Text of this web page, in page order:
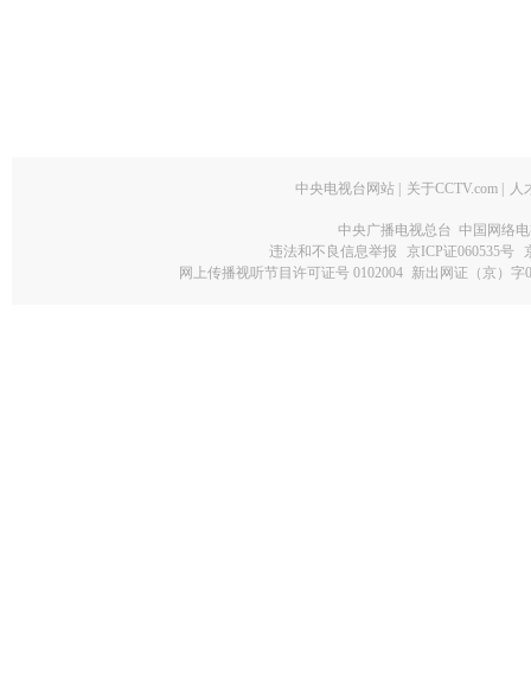
中央电视台网站 关于CCTV.com 人
中央广播电视总台 中国网络
违法和不良信息举报
京ICP证060535号
网上传播视听节目许可证号 0102004 新出网证（京）